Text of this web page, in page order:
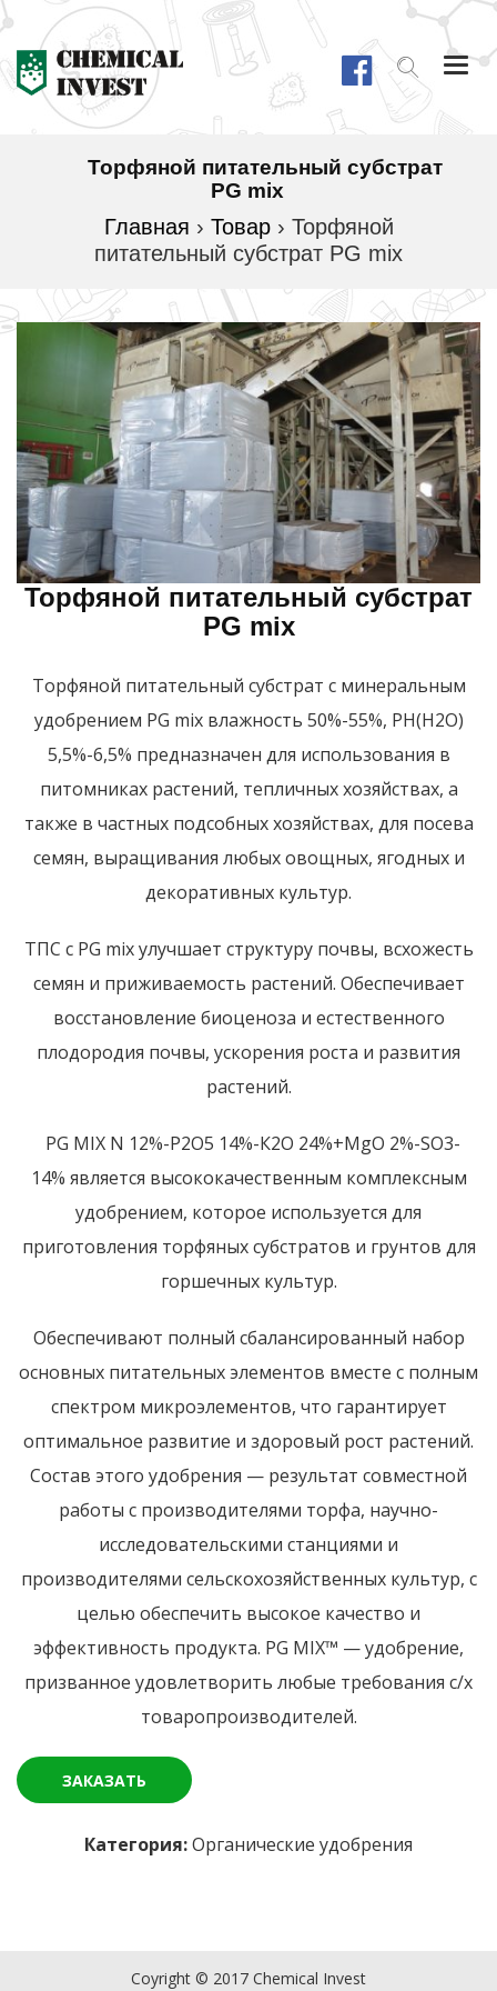
Торфяной питательный субстрат
PG mix
Главная › Товар › Торфяной
питательный субстрат PG mix
Торфяной питательный субстрат
PG mix
Торфяной питательный субстрат с минеральным
удобрением PG mix влажность 50%-55%, РН(Н2О)
5,5%-6,5% предназначен для использования в
питомниках растений, тепличных хозяйствах, а
также в частных подсобных хозяйствах, для посева
семян, выращивания любых овощных, ягодных и
декоративных культур.
ТПС с PG mix улучшает структуру почвы, всхожесть
семян и приживаемость растений. Обеспечивает
восстановление биоценоза и естественного
плодородия почвы, ускорения роста и развития
растений.
PG MIX N 12%-Р2О5 14%-К2О 24%+MgO 2%-SO3-
14% является высококачественным комплексным
удобрением, которое используется для
приготовления торфяных субстратов и грунтов для
горшечных культур.
Обеспечивают полный сбалансированный набор
основных питательных элементов вместе с полным
спектром микроэлементов, что гарантирует
оптимальное развитие и здоровый рост растений.
Состав этого удобрения — результат совместной
работы с производителями торфа, научно-
исследовательскими станциями и
производителями сельскохозяйственных культур, с
целью обеспечить высокое качество и
эффективность продукта. PG MIX™ — удобрение,
призванное удовлетворить любые требования с/х
товаропроизводителей.
ЗАКАЗАТЬ
Категория:Органические удобрения
Coyright © 2017 Chemical Invest